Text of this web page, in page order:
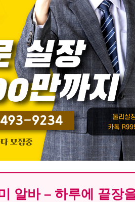
알바 – 하루에 끝장